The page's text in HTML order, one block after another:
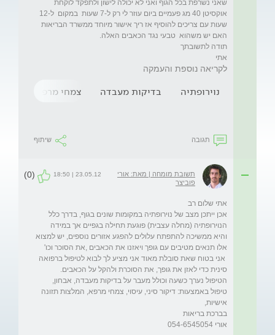
שאני נשרפת בכל הגוף ואני לא יכולה לישון ולתפקד לוקחת
שעות עם צריכים להוסיף אז ריך אישור מיוחד ממשרד הבריאות
אתי
לקריאה נוספת והעמקה
נוירופתיה בדיקות מעבדה צמחי מרפא
תגובה שיתוף
תשובת מומחה | מאת: אורי
פוביצר
23.05.12 | 18:50
(0)
אכן ייתכן מצב של נוירופתיה במקומות שונים בגוף, בדרך כלל
הנוירופתיה (מחלה עצבית) פוגעת תחילה בגפיים אך במידה
והיא ממשיכה להתפתח עלולים להפגע אזורים נוספים, יש למצוא
אני בטוח שאת סובלת מאוד אני מציע לך לבוא לטיפול ברפואה
הטיפול נערך כשעה וכולל מעבר על בדיקות מעבדה, אבחון,
טיפול באמצעות: דיקור סיני, עיסוי, צמחי מרפא, המלצות תזונה